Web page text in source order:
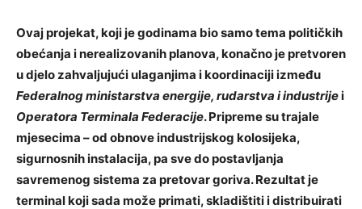
Ovaj projekat, koji je godinama bio samo tema političkih
obećanja i nerealizovanih planova, konačno je pretvoren
u djelo zahvaljujući ulaganjima i koordinaciji između
Federalnog ministarstva energije, rudarstva i industrijei
Operatora Terminala Federacije. Pripreme su trajale
mjesecima – od obnove industrijskog kolosijeka,
sigurnosnih instalacija, pa sve do postavljanja
savremenog sistema za pretovar goriva. Rezultat je
terminal koji sada može primati, skladištiti i distribuirati